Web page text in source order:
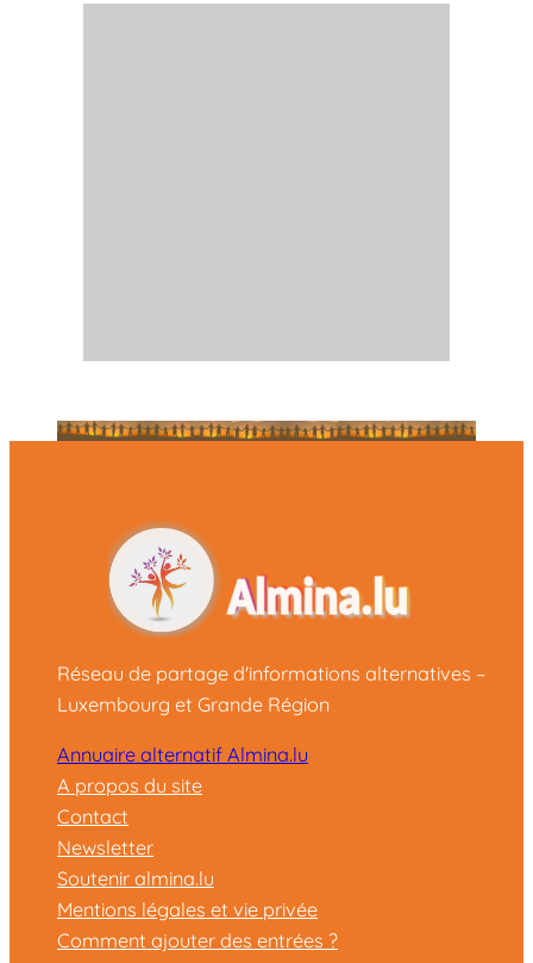
Réseau de partage d'informations alternatives –
Luxembourg et Grande Région
Annuaire alternatif Almina.lu
A propos du site
Contact
Newsletter
Soutenir almina.lu
Mentions légales et vie privée
Comment ajouter des entrées ?